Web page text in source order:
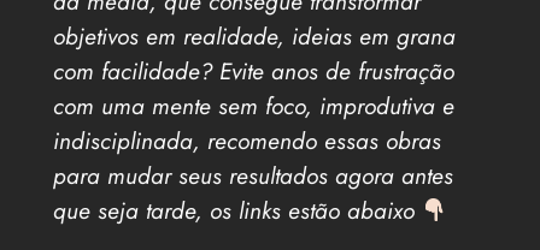
objetivos em realidade, ideias em grana
com facilidade? Evite anos de frustração
com uma mente sem foco, improdutiva e
indisciplinada, recomendo essas obras
para mudar seus resultados agora antes
que seja tarde, os links estão abaixo